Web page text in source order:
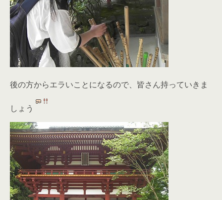
後の方からエラいことになるので、皆さん持っていきま
しょう